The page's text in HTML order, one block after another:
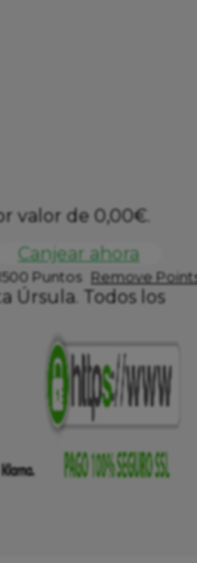
valor de 0,00€.
Canjear ahora
Puntos Remove
Úrsula. Todos los